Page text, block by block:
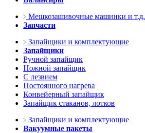
Мешкозашивочные машинки и т.д.
Запчасти
Запайщики и комплектующие
Запайщики
Ручной запайщик
Ножной запайщик
С лезвием
Постоянного нагрева
Конвейерный запайщик
Запайщик стаканов, лотков
Запайщики и комплектующие
Вакуумные пакеты